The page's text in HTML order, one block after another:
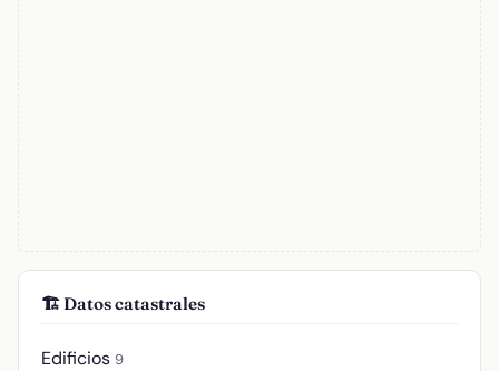
🏗️ Datos catastrales
Edificios 9